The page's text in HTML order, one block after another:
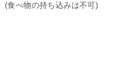
(食べ物の持ち込みは不可)